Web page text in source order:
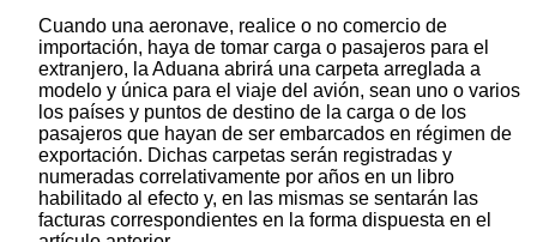
Cuando una aeronave, realice o no comercio de
importación, haya de tomar carga o pasajeros para el
extranjero, la Aduana abrirá una carpeta arreglada a
modelo y única para el viaje del avión, sean uno o varios
los países y puntos de destino de la carga o de los
pasajeros que hayan de ser embarcados en régimen de
exportación. Dichas carpetas serán registradas y
numeradas correlativamente por años en un libro
habilitado al efecto y, en las mismas se sentarán las
facturas correspondientes en la forma dispuesta en el